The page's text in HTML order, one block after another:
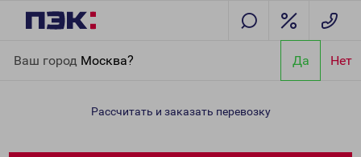
Ваш город Москва? Да Нет
Новочеркасск
Рассчитать и заказать перевозку